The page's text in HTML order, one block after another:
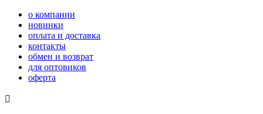
о компании
новинки
оплата и доставка
контакты
обмен и возврат
для оптовиков
оферта
